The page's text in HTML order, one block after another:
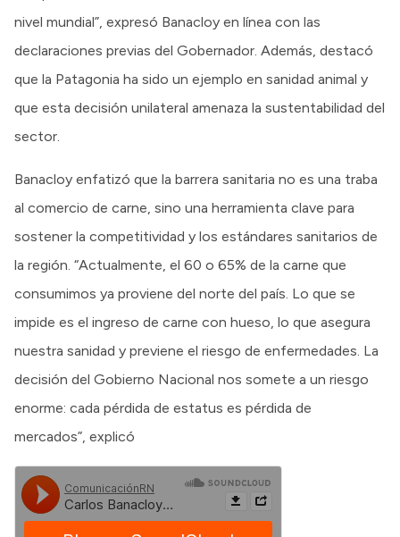
nivel mundial”, expresó Banacloy en línea con las
declaraciones previas del Gobernador. Además, destacó
que la Patagonia ha sido un ejemplo en sanidad animal y
que esta decisión unilateral amenaza la sustentabilidad del
sector.
Banacloy enfatizó que la barrera sanitaria no es una traba
al comercio de carne, sino una herramienta clave para
sostener la competitividad y los estándares sanitarios de
la región. “Actualmente, el 60 o 65% de la carne que
consumimos ya proviene del norte del país. Lo que se
impide es el ingreso de carne con hueso, lo que asegura
nuestra sanidad y previene el riesgo de enfermedades. La
decisión del Gobierno Nacional nos somete a un riesgo
enorme: cada pérdida de estatus es pérdida de
mercados”, explicó